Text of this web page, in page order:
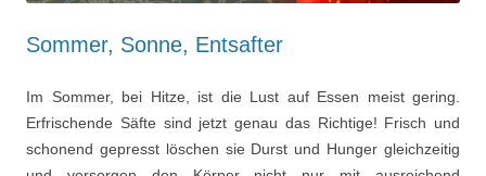
Sommer, Sonne, Entsafter
Im Sommer, bei Hitze, ist die Lust auf Essen meist gering.
Erfrischende Säfte sind jetzt genau das Richtige! Frisch und
schonend gepresst löschen sie Durst und Hunger gleichzeitig